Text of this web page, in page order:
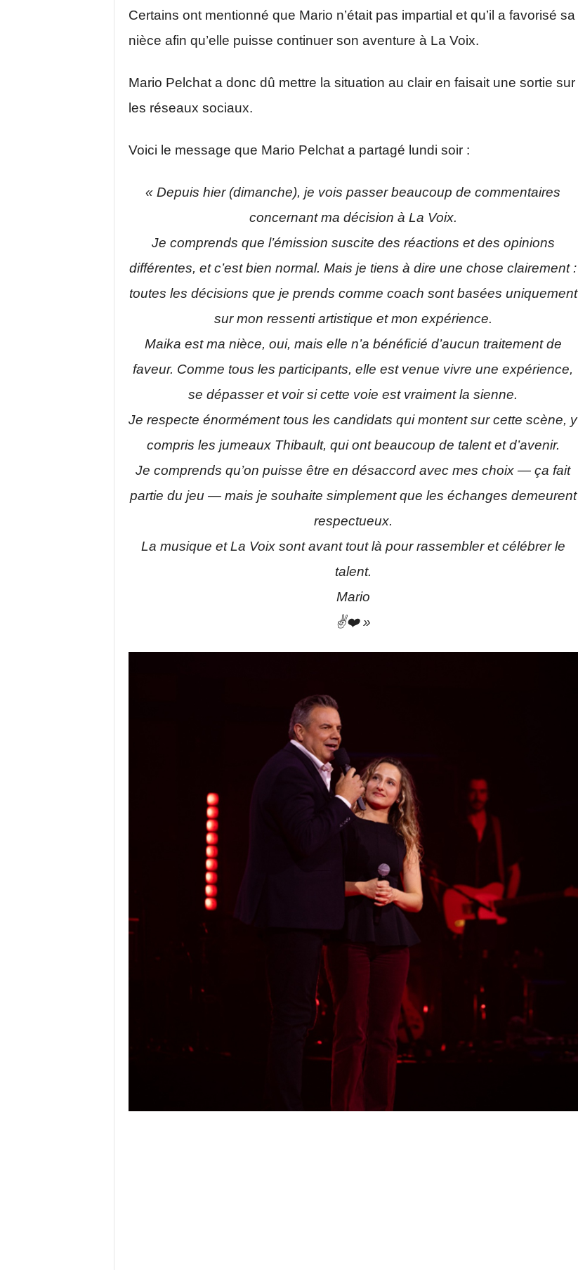
Certains ont mentionné que Mario n’était pas impartial et qu’il a favorisé sa
nièce afin qu’elle puisse continuer son aventure à La Voix.
Mario Pelchat a donc dû mettre la situation au clair en faisait une sortie sur
les réseaux sociaux.
Voici le message que Mario Pelchat a partagé lundi soir :
« Depuis hier (dimanche), je vois passer beaucoup de commentaires
concernant ma décision à La Voix.
Je comprends que l’émission suscite des réactions et des opinions
différentes, et c’est bien normal. Mais je tiens à dire une chose clairement :
toutes les décisions que je prends comme coach sont basées uniquement
sur mon ressenti artistique et mon expérience.
Maika est ma nièce, oui, mais elle n’a bénéficié d’aucun traitement de
faveur. Comme tous les participants, elle est venue vivre une expérience,
se dépasser et voir si cette voie est vraiment la sienne.
Je respecte énormément tous les candidats qui montent sur cette scène, y
compris les jumeaux Thibault, qui ont beaucoup de talent et d’avenir.
Je comprends qu’on puisse être en désaccord avec mes choix — ça fait
partie du jeu — mais je souhaite simplement que les échanges demeurent
respectueux.
La musique et La Voix sont avant tout là pour rassembler et célébrer le
talent.
Mario
✌️❤️ »